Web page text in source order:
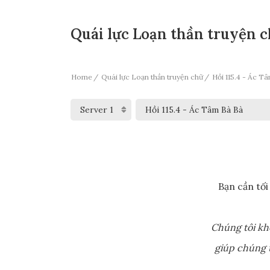
Quái lực Loạn thần truyện
Home Quái lực Loạn thần truyện chữ Hồi 115.4 - Ác
Bạn cần
Chúng tôi
giúp chúng